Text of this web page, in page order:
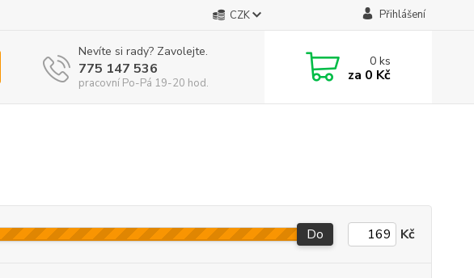
CZK Přihlášení
Nevíte si rady? Zavolejte.
775 147 536
pracovní Po-Pá 19-20 hod.
0ks
za 0 Kč
Do Kč